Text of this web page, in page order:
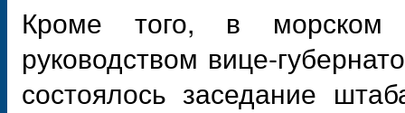
Кроме того, в морском
руководством вице-
состоялось заседание